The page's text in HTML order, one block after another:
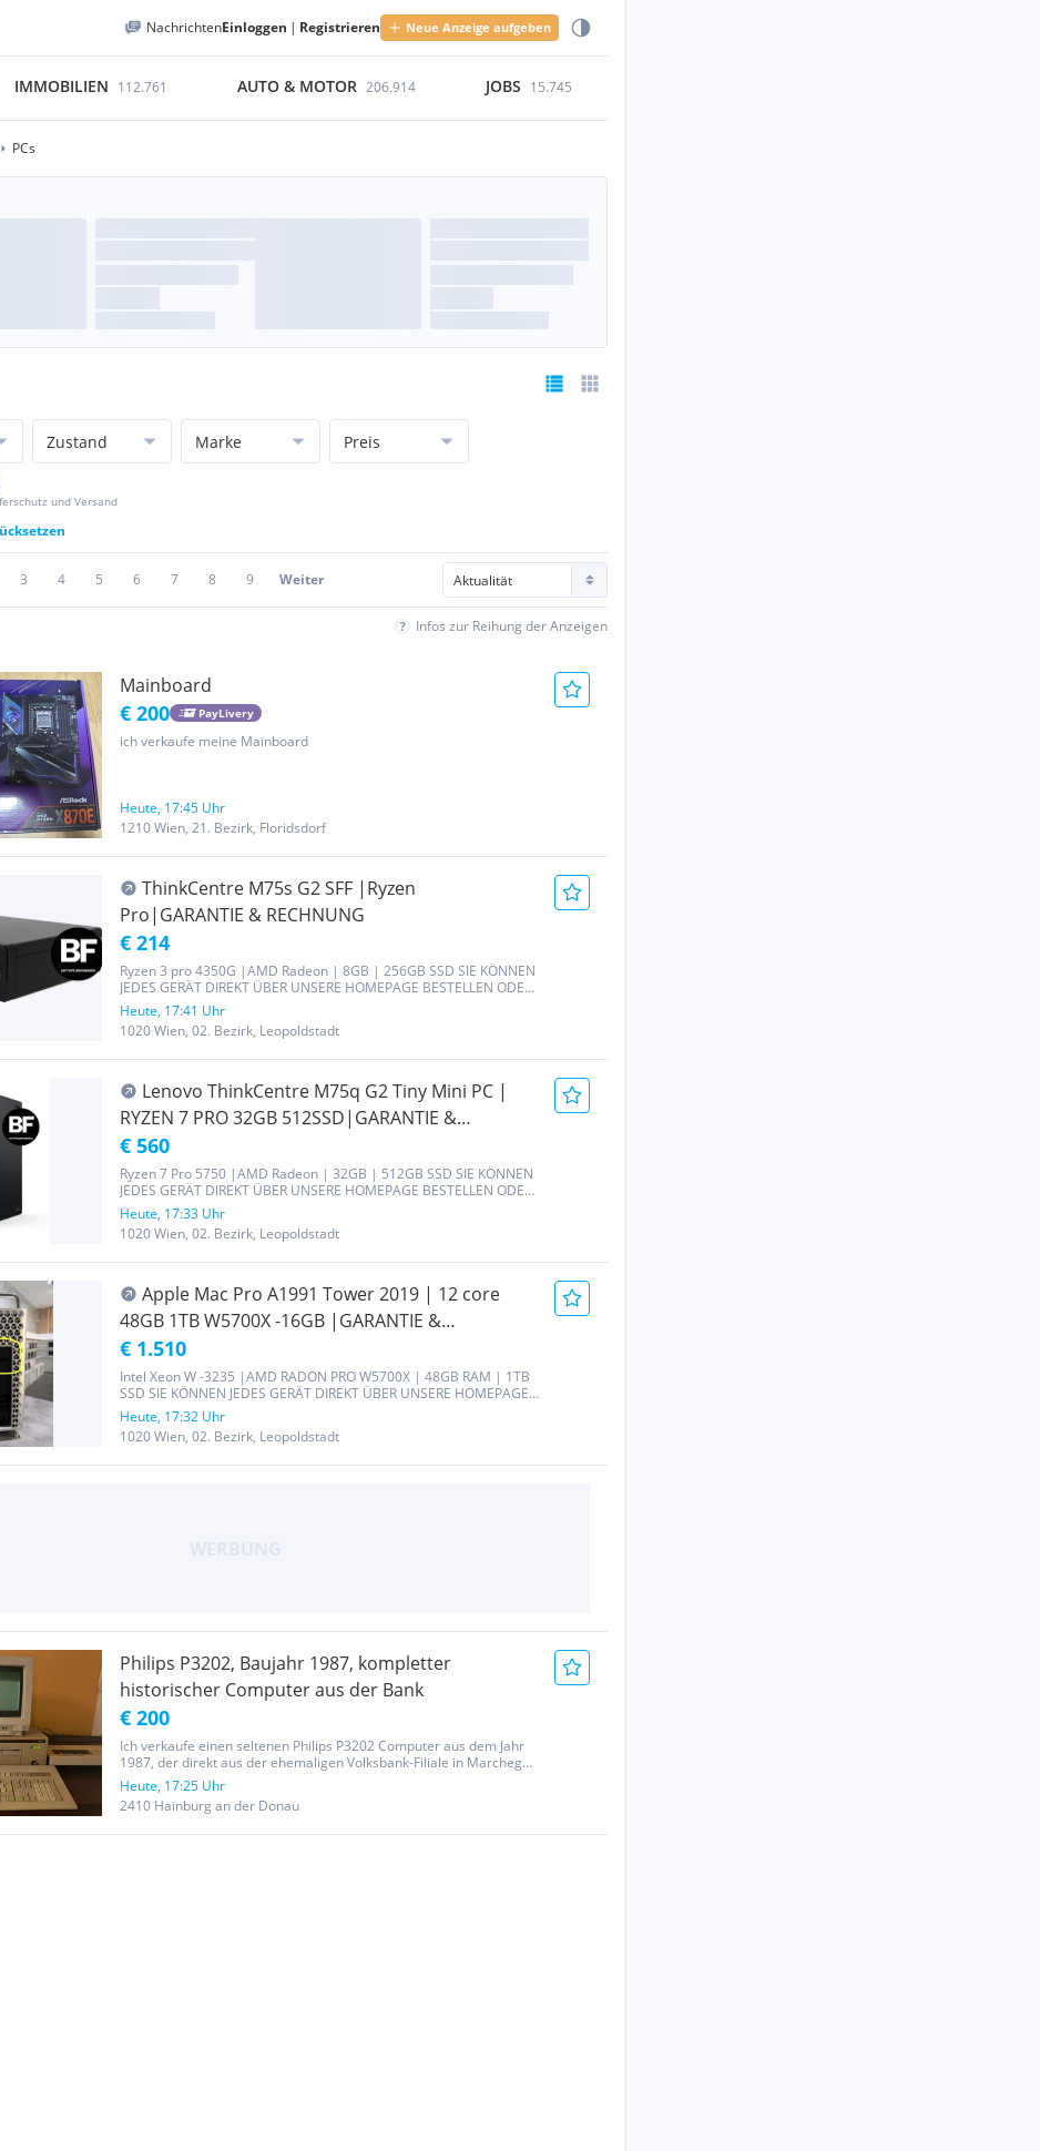
NachrichtenEinloggen | Registrieren Neue Anzeige aufgeben
IMMOBILIEN 112.761 AUTO & MOTOR 206.914 JOBS 15.745
PCs
Zustand Marke Preis
und Versand
3 4 5 6 7 8 9 Weiter
Infos zur Reihung der Anzeigen
Mainboard
€ 200 PayLivery
ich verkaufe meine Mainboard
Heute, 17:45 Uhr
1210 Wien, 21. Bezirk, Floridsdorf
ThinkCentre M75s G2 SFF |Ryzen
Pro|GARANTIE & RECHNUNG
€ 214
Ryzen 3 pro 4350G |AMD Radeon | 8GB | 256GB SSD SIE KÖNNEN
JEDES GERÄT DIREKT ÜBER UNSERE HOMEPAGE BESTELLEN ODER
ABHOLEN. Zustand: Top-Zustand Prozessor: Ryzen 3 pro 4350G 4 x
3.80-turbo bis 4.4GHz RAM: 8GB Festplatte: 256GB SSD Grafikkarte:
AMD Radeon...
Heute, 17:41 Uhr
1020 Wien, 02. Bezirk, Leopoldstadt
Lenovo ThinkCentre M75q G2 Tiny Mini PC |
RYZEN 7 PRO 32GB 512SSD|GARANTIE &
RECHNUNG
€ 560
Ryzen 7 Pro 5750 |AMD Radeon | 32GB | 512GB SSD SIE KÖNNEN
JEDES GERÄT DIREKT ÜBER UNSERE HOMEPAGE BESTELLEN ODER
ABHOLEN. Zustand: Top-Zustand Prozessor: Ryzen 7 Pro 5750 8 x
2.30-turbo bis 4.70GHz RAM: 32GB Festplatte: 512GB SSD
Grafikkarte: AMD Radeon...
Heute, 17:33 Uhr
1020 Wien, 02. Bezirk, Leopoldstadt
Apple Mac Pro A1991 Tower 2019 | 12 core
48GB 1TB W5700X -16GB |GARANTIE &
RECHNUNG
€ 1.510
Intel Xeon W -3235 |AMD RADON PRO W5700X | 48GB RAM | 1TB
SSD SIE KÖNNEN JEDES GERÄT DIREKT ÜBER UNSERE HOMEPAGE
BESTELLEN ODER ABHOLEN. Zustand: Deckel fehlt, Standfüße leicht
verbogen, Gerät steht jedoch stabil. Prozessor: Intel Xeon W -3235
12 × 3,3...
Heute, 17:32 Uhr
1020 Wien, 02. Bezirk, Leopoldstadt
Philips P3202, Baujahr 1987, kompletter
historischer Computer aus der Bank
€ 200
Ich verkaufe einen seltenen Philips P3202 Computer aus dem Jahr
1987, der direkt aus der ehemaligen Volksbank-Filiale in Marchegg
stammt. Nach der Schließung der Bank wurde er in deren
Räumlichkeiten eingelagert und erst dieses Jahr abgeholt. Es
handelt...
Heute, 17:25 Uhr
2410 Hainburg an der Donau